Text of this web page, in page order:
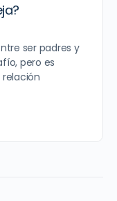
ser padres y
pero es